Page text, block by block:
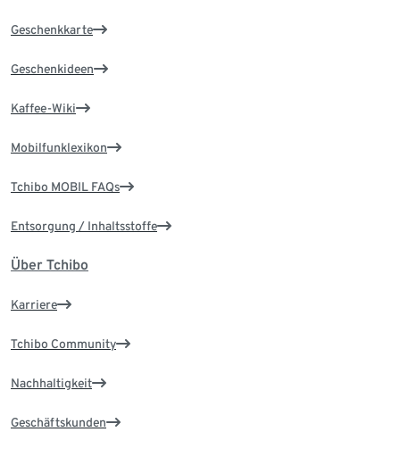
Geschenkkarte
Geschenkideen
Kaffee-Wiki
Mobilfunklexikon
Tchibo MOBIL FAQs
Entsorgung / Inhaltsstoffe
Über Tchibo
Karriere
Tchibo Community
Nachhaltigkeit
Geschäftskunden